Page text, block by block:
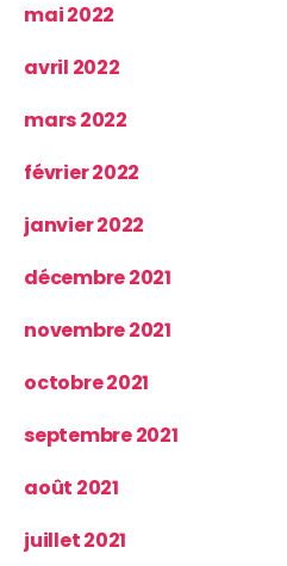
mai 2022
avril 2022
mars 2022
février 2022
janvier 2022
décembre 2021
novembre 2021
octobre 2021
septembre 2021
août 2021
juillet 2021